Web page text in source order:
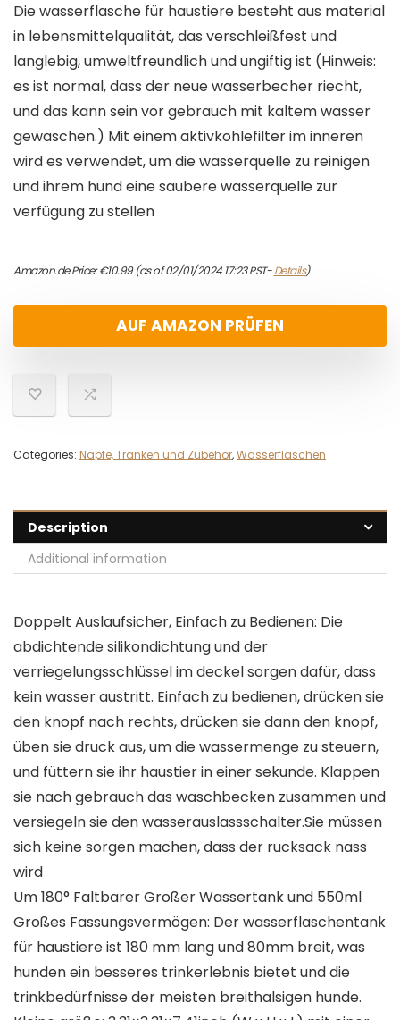
Die wasserflasche für haustiere besteht aus material
in lebensmittelqualität, das verschleißfest und
langlebig, umweltfreundlich und ungiftig ist (Hinweis:
es ist normal, dass der neue wasserbecher riecht,
und das kann sein vor gebrauch mit kaltem wasser
gewaschen.) Mit einem aktivkohlefilter im inneren
wird es verwendet, um die wasserquelle zu reinigen
und ihrem hund eine saubere wasserquelle zur
verfügung zu stellen
Amazon.de Price:€10.99(as of 02/01/2024 17:23 PST-Details)
AUF AMAZON PRÜFEN
Categories: Näpfe, Tränken und Zubehör,Wasserflaschen
Description
Additional information
Doppelt Auslaufsicher, Einfach zu Bedienen: Die
abdichtende silikondichtung und der
verriegelungsschlüssel im deckel sorgen dafür, dass
kein wasser austritt. Einfach zu bedienen, drücken sie
den knopf nach rechts, drücken sie dann den knopf,
üben sie druck aus, um die wassermenge zu steuern,
und füttern sie ihr haustier in einer sekunde. Klappen
sie nach gebrauch das waschbecken zusammen und
versiegeln sie den wasserauslassschalter.Sie müssen
sich keine sorgen machen, dass der rucksack nass
wird
Um 180° Faltbarer Großer Wassertank und 550ml
Großes Fassungsvermögen: Der wasserflaschentank
für haustiere ist 180 mm lang und 80mm breit, was
hunden ein besseres trinkerlebnis bietet und die
trinkbedürfnisse der meisten breithalsigen hunde.